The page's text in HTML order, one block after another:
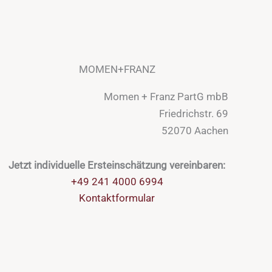
MOMEN+FRANZ
Momen + Franz PartG mbB
Friedrichstr. 69
52070 Aachen
Jetzt individuelle Ersteinschätzung vereinbaren:
+49 241 4000 6994
Kontaktformular